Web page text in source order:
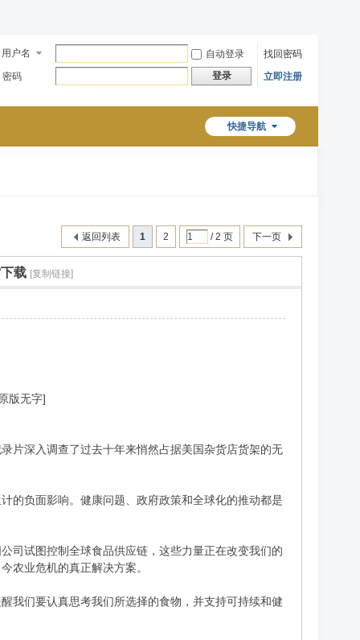
用户名 自动登录
找回密码
密码
登录 立即注册
快捷导航
1 2 / 2 页 下一页
返回列表
载 [复制链接]
版无字]
片深入调查了过去十年来悄然占据美国杂货店货架的无
的负面影响。健康问题、政府政策和全球化的推动都是
司试图控制全球食品供应链，这些力量正在改变我们的
农业危机的真正解决方案。
我们要认真思考我们所选择的食物，并支持可持续和健